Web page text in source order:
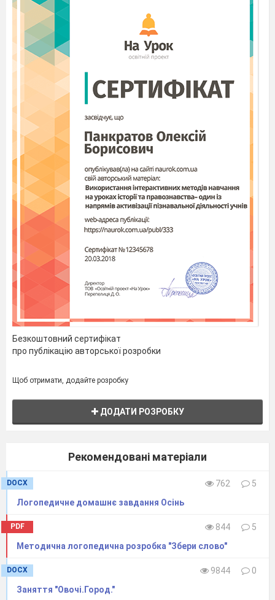
Лексико-граматичний розвиток:
граматичний розвиток:
М/гра: «Один-багато» (запишіть відповідь
дитини)
М/гра: «Один-багато»
(запишіть відповідь дитини)
- _______________
-
_____________
_______________ - _____________
- _______________ -
______________ -
_______________ - ______________
- _______________
____________ -
- ______________ -
______________
- _____________
М/ гра: «Назви одним словом»
словом»
Обведіть вище намальовані овочі та попросіть,
Безкоштовний сертифікат
про публікацію авторської розробки
Щоб отримати, додайте розробку
ДОДАТИ РОЗРОБКУ
Рекомендовані матеріали
DOCX 762
5
Логопедичне домашнє завдання Осінь
PDF 844
5
Методична логопедична розробка "Збери слово"
DOCX 9844
0
Заняття "Овочі.Город."